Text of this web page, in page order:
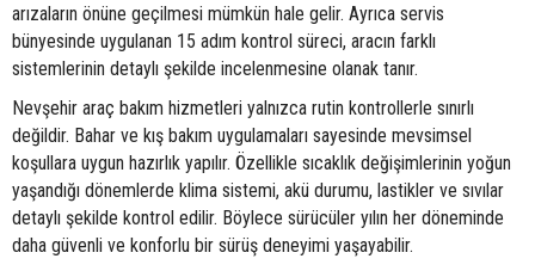
arızaların önüne geçilmesi mümkün hale gelir. Ayrıca servis
bünyesinde uygulanan 15 adım kontrol süreci, aracın farklı
sistemlerinin detaylı şekilde incelenmesine olanak tanır.
Nevşehir araç bakım hizmetleri yalnızca rutin kontrollerle sınırlı
değildir. Bahar ve kış bakım uygulamaları sayesinde mevsimsel
koşullara uygun hazırlık yapılır. Özellikle sıcaklık değişimlerinin yoğun
yaşandığı dönemlerde klima sistemi, akü durumu, lastikler ve sıvılar
detaylı şekilde kontrol edilir. Böylece sürücüler yılın her döneminde
daha güvenli ve konforlu bir sürüş deneyimi yaşayabilir.